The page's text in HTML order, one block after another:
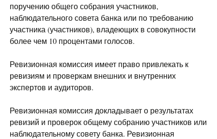
поручению общего собрания участников,
наблюдательного совета банка или по требованию
участника (участников), владеющих в совокупности
более чем 10 процентами голосов.
Ревизионная комиссия имеет право привлекать к
ревизиям и проверкам внешних и внутренних
экспертов и аудиторов.
Ревизионная комиссия докладывает о результатах
ревизий и проверок общему собранию участников или
наблюдательному совету банка. Ревизионная